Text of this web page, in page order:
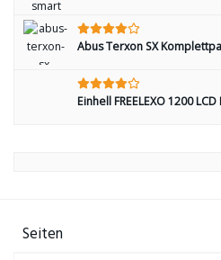
Abus Terxon SX
Einhell FREELEXO 1200 LCD
Seiten